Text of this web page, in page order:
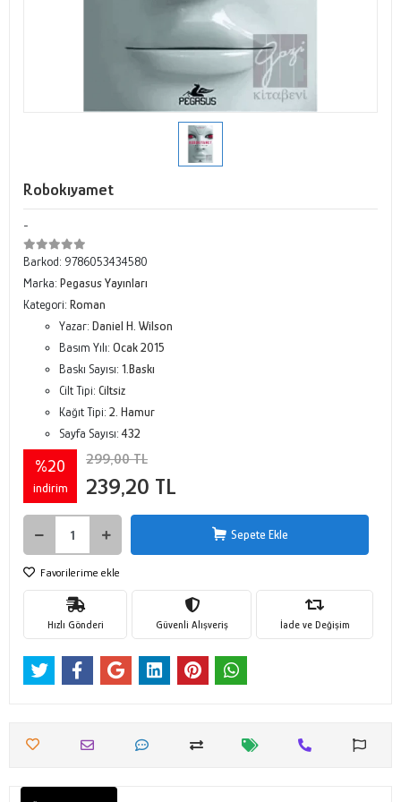
Robokıyamet
-
Barkod: 9786053434580
Marka: Pegasus Yayınları
Kategori: Roman
Yazar: Daniel H. Wilson
Basım Yılı: Ocak 2015
Baskı Sayısı: 1.Baskı
Cilt Tipi: Ciltsiz
Kağıt Tipi: 2. Hamur
Sayfa Sayısı:432
%20
indirim
299,00 TL
239,20 TL
Sepete Ekle
Favorilerime ekle
Hızlı Gönderi Güvenli Alışveriş İade ve Değişim